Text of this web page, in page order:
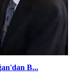
B...